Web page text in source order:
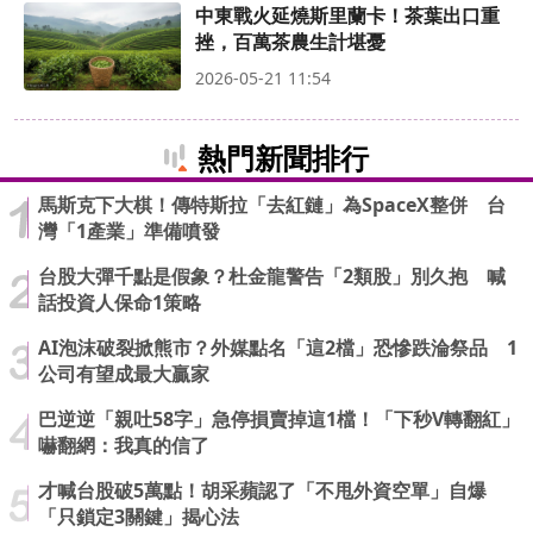
中東戰火延燒斯里蘭卡！茶葉出口重
挫，百萬茶農生計堪憂
2026-05-21 11:54
熱門新聞排行
馬斯克下大棋！傳特斯拉「去紅鏈」為SpaceX整併 台
灣「1產業」準備噴發
台股大彈千點是假象？杜金龍警告「2類股」別久抱 喊
話投資人保命1策略
AI泡沫破裂掀熊市？外媒點名「這2檔」恐慘跌淪祭品 1
公司有望成最大贏家
巴逆逆「親吐58字」急停損賣掉這1檔！「下秒V轉翻紅」
嚇翻網：我真的信了
才喊台股破5萬點！胡采蘋認了「不甩外資空單」自爆
「只鎖定3關鍵」揭心法